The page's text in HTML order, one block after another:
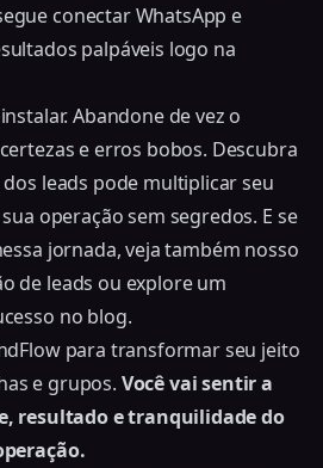
conectar WhatsApp e
palpáveis logo na
Abandone de vez o
e erros bobos. Descubra
leads pode multiplicar seu
operação sem segredos. E se
jornada, veja também nosso
de leads ou explore um
no blog.
para transformar seu jeito
e grupos. Você vai sentir a
resultado e tranquilidade do